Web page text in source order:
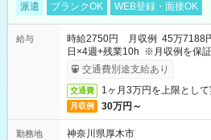
派遣 ブランクOK WEB登録・面接OK
給与
時給2750円 月収例 45万7188
日×4週+残業10h ※月収例を保
与即受取りサービス利用可（利用
交通費別途支給あり
交通費 1ヶ月3万円を上限とし
月収例 30万円～
勤務地
神奈川県厚木市